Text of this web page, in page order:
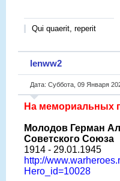
Qui quaerit, reperit
lenww2
Дата: Суббота, 09 Января
На мемориальных
Молодов Герман
Советского Союза
1914 - 29.01.1945
http://
Hero_id=10028